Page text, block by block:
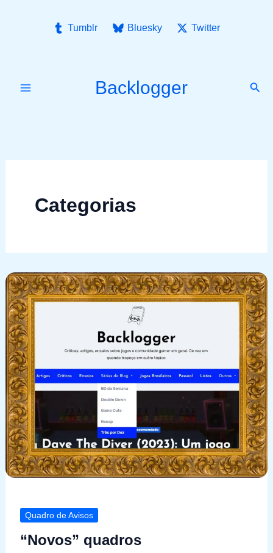
Tumblr Bluesky Twitter
Backlogger
Categorias
Quadro de Avisos
“Novos” quadros